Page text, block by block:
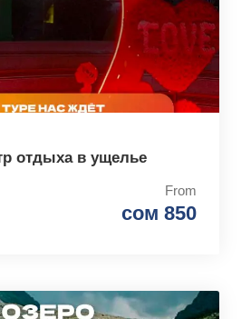
отдыха в ущелье
From
сом 850